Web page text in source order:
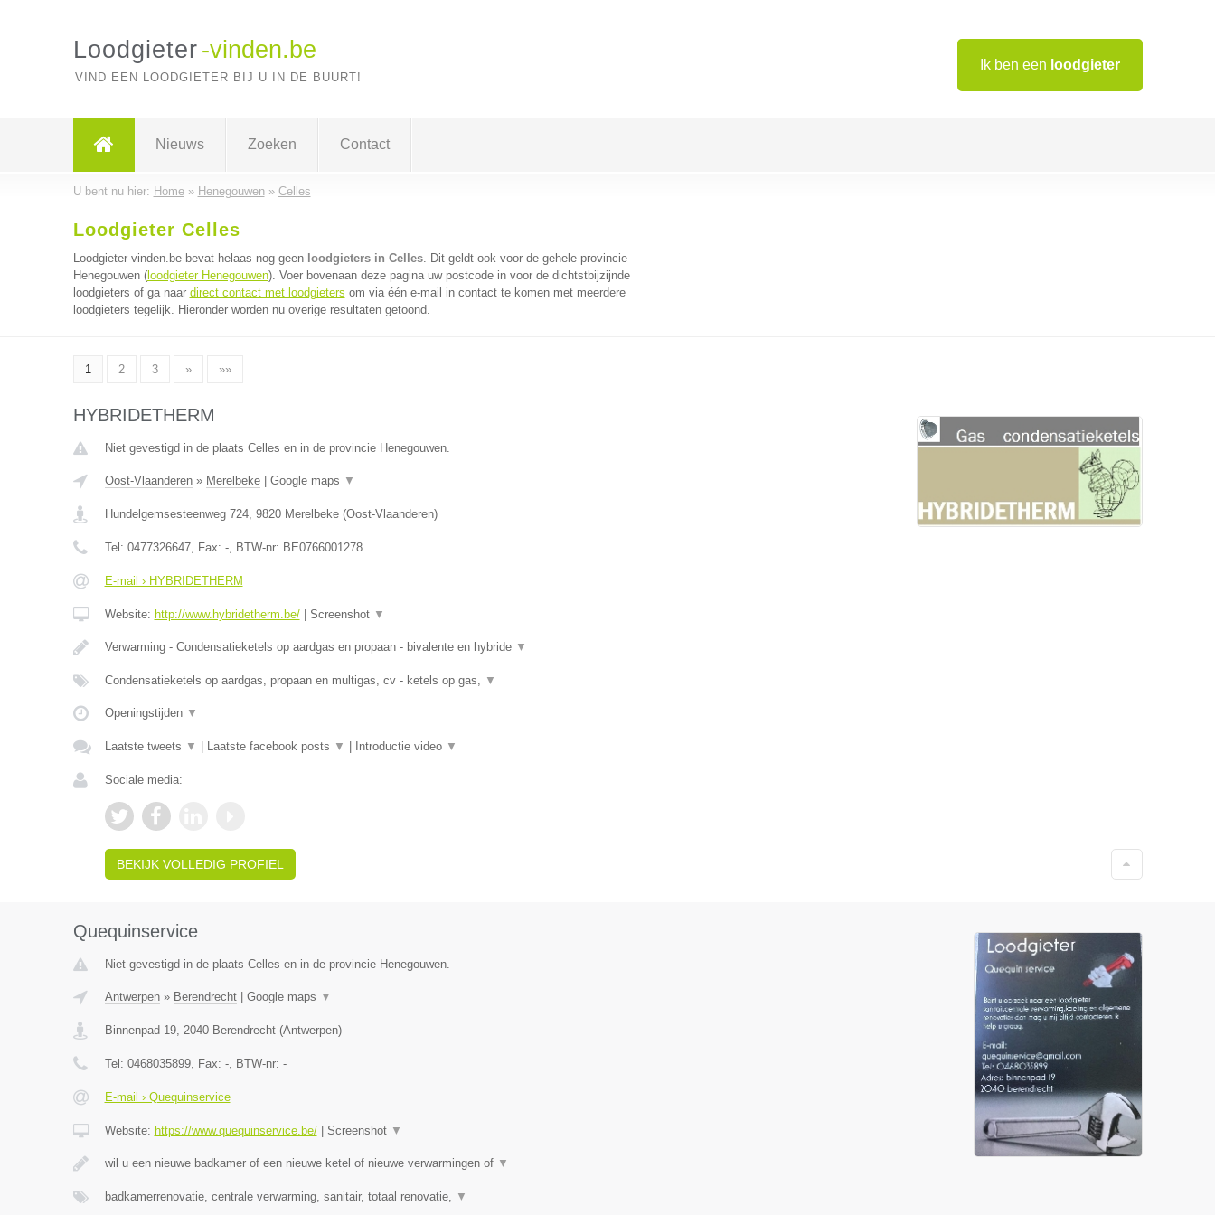
Ik ben een loodgieter
Loodgieter -vinden.be
VIND EEN LOODGIETER BIJ U IN DE BUURT!
Nieuws Zoeken Contact
U bent nu hier: Home» Henegouwen» Celles
Loodgieter Celles
Loodgieter-vinden.be bevat helaas nog geen loodgieters in Celles. Dit geldt ook voor de gehele provincie
Henegouwen (loodgieter Henegouwen). Voer bovenaan deze pagina uw postcode in voor de dichtstbijzijnde
loodgieters of ga naar direct contact met loodgieters om via één e-mail in contact te komen met meerdere
loodgieters tegelijk. Hieronder worden nu overige resultaten getoond.
1 2 3 » »»
HYBRIDETHERM
Niet gevestigd in de plaats Celles en in de provincie Henegouwen.
Oost-Vlaanderen» Merelbeke| Google maps ▼
Hundelgemsesteenweg 724, 9820 Merelbeke(Oost-Vlaanderen)
Tel: 0477326647, Fax: -, BTW-nr: BE0766001278
E-mail › HYBRIDETHERM
Website: http://www.hybridetherm.be/| Screenshot ▼
Verwarming - Condensatieketels op aardgas en propaan - bivalente en hybride ▼
Condensatieketels op aardgas, propaan en multigas, cv - ketels op gas, ▼
Openingstijden ▼
Laatste tweets ▼ Laatste facebook posts ▼ Introductie video ▼
Sociale media:
BEKIJK VOLLEDIG PROFIEL
Quequinservice
Niet gevestigd in de plaats Celles en in de provincie Henegouwen.
Antwerpen» Berendrecht| Google maps ▼
Binnenpad 19, 2040 Berendrecht(Antwerpen)
Tel: 0468035899, Fax: -, BTW-nr: -
E-mail › Quequinservice
Website: https://www.quequinservice.be/| Screenshot ▼
wil u een nieuwe badkamer of een nieuwe ketel of nieuwe verwarmingen of ▼
badkamerrenovatie, centrale verwarming, sanitair, totaal renovatie, ▼